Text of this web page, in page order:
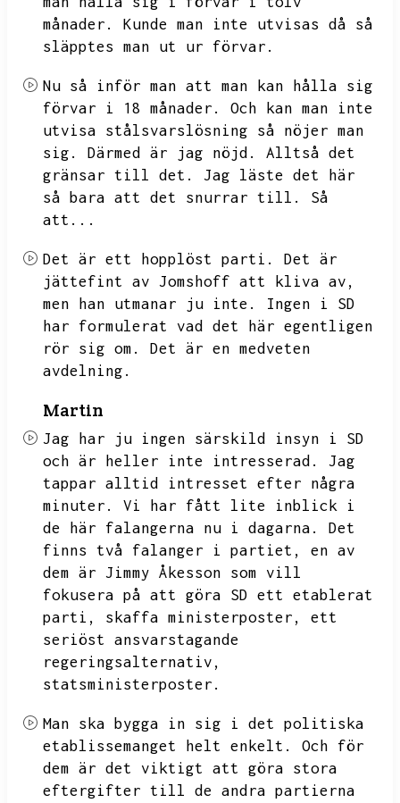
månader.
Kunde man inte utvisas då så
släpptes man ut ur förvar.
Nu så inför man att man kan hålla sig
förvar i 18 månader.
Och kan man inte
utvisa stålsvarslösning så nöjer man
sig.
Därmed är jag nöjd.
Alltså det
gränsar till det.
Jag läste det här
så bara att det snurrar till.
Så
att...
Det är ett hopplöst parti.
Det är
jättefint av Jomshoff att kliva av,
men han utmanar ju inte.
Ingen i SD
har formulerat vad det här egentligen
rör sig om.
Det är en medveten
avdelning.
Martin
Jag har ju ingen särskild insyn i SD
och är heller inte intresserad.
Jag
tappar alltid intresset efter några
minuter.
Vi har fått lite inblick i
de här falangerna nu i dagarna.
Det
finns två falanger i partiet,
en av
dem är Jimmy Åkesson som vill
fokusera på att göra SD ett etablerat
parti,
skaffa ministerposter,
ett
seriöst ansvarstagande
regeringsalternativ,
statsministerposter.
Man ska bygga in sig i det politiska
etablissemanget helt enkelt.
Och för
dem är det viktigt att göra stora
eftergifter till de andra partierna